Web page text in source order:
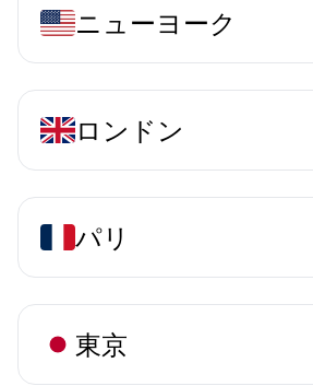
ニューヨーク
ロンドン
パリ
東京